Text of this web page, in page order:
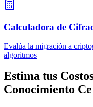
Calculadora de
Evalúa la migración a
algoritmos
Estima tus
Conocimiento